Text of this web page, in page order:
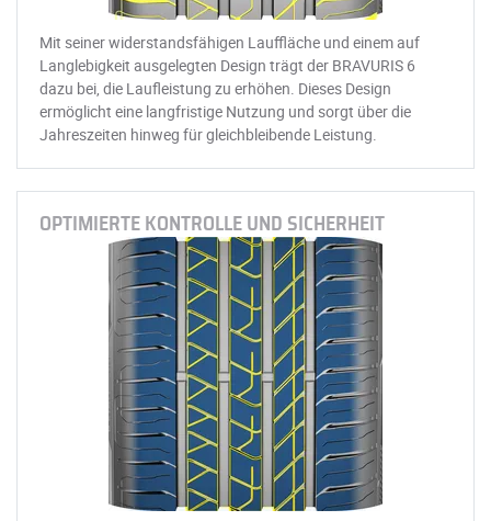
Mit seiner widerstandsfähigen Lauffläche und einem auf
Langlebigkeit ausgelegten Design trägt der BRAVURIS 6
dazu bei, die Laufleistung zu erhöhen. Dieses Design
ermöglicht eine langfristige Nutzung und sorgt über die
Jahreszeiten hinweg für gleichbleibende Leistung.
OPTIMIERTE KONTROLLE UND SICHERHEIT